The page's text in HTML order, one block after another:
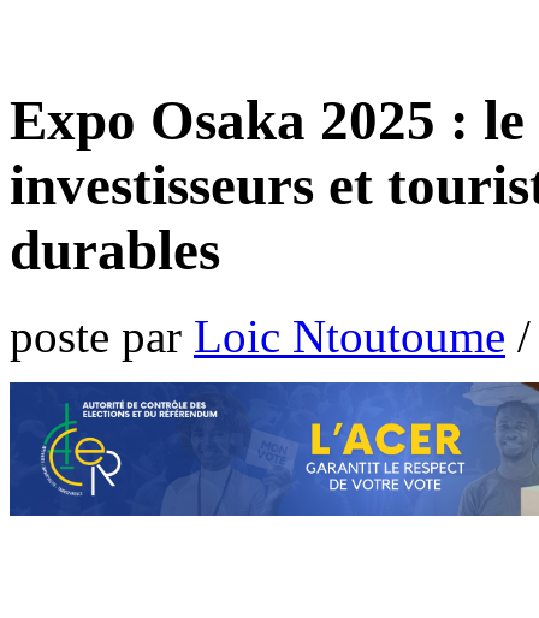
Expo Osaka 2025 :
investisseurs et
durables
poste par Loic Ntoutoume